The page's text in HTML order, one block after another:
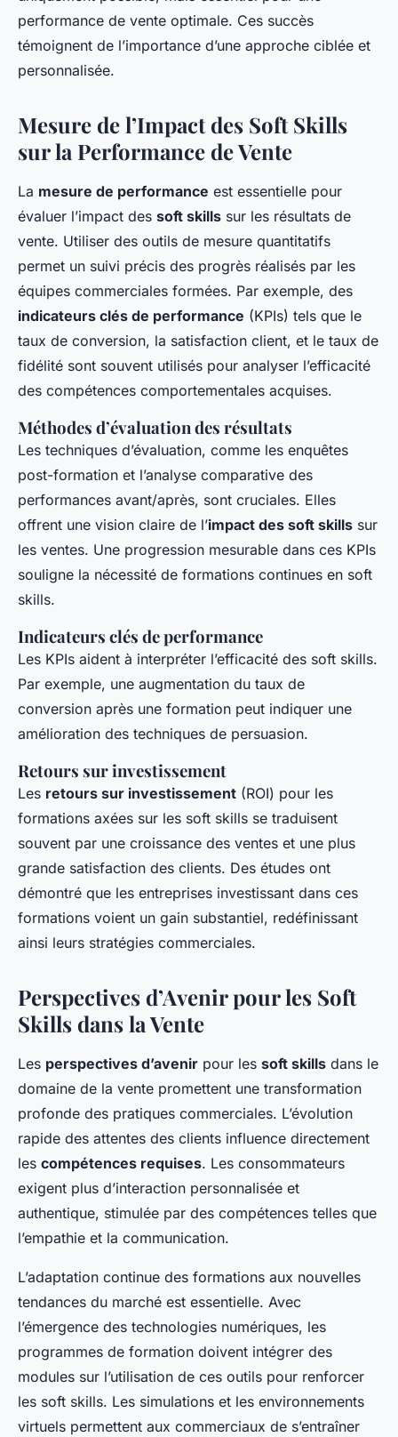
performance de vente optimale. Ces succès
témoignent de l’importance d’une approche ciblée et
personnalisée.
Mesure de l’Impact des Soft Skills
sur la Performance de Vente
La mesure de performance est essentielle pour
évaluer l’impact des soft skills sur les résultats de
vente. Utiliser des outils de mesure quantitatifs
permet un suivi précis des progrès réalisés par les
équipes commerciales formées. Par exemple, des
indicateurs clés de performance (KPIs) tels que le
taux de conversion, la satisfaction client, et le taux de
fidélité sont souvent utilisés pour analyser l’efficacité
des compétences comportementales acquises.
Méthodes d’évaluation des résultats
Les techniques d’évaluation, comme les enquêtes
post-formation et l’analyse comparative des
performances avant/après, sont cruciales. Elles
offrent une vision claire de l’impact des soft skills sur
les ventes. Une progression mesurable dans ces KPIs
souligne la nécessité de formations continues en soft
skills.
Indicateurs clés de performance
Les KPIs aident à interpréter l’efficacité des soft skills.
Par exemple, une augmentation du taux de
conversion après une formation peut indiquer une
amélioration des techniques de persuasion.
Retours sur investissement
Les retours sur investissement (ROI) pour les
formations axées sur les soft skills se traduisent
souvent par une croissance des ventes et une plus
grande satisfaction des clients. Des études ont
démontré que les entreprises investissant dans ces
formations voient un gain substantiel, redéfinissant
ainsi leurs stratégies commerciales.
Perspectives d’Avenir pour les Soft
Skills dans la Vente
Les perspectives d’avenir pour les soft skills dans le
domaine de la vente promettent une transformation
profonde des pratiques commerciales. L’évolution
rapide des attentes des clients influence directement
les compétences requises. Les consommateurs
exigent plus d’interaction personnalisée et
authentique, stimulée par des compétences telles que
l’empathie et la communication.
L’adaptation continue des formations aux nouvelles
tendances du marché est essentielle. Avec
l’émergence des technologies numériques, les
programmes de formation doivent intégrer des
modules sur l’utilisation de ces outils pour renforcer
les soft skills. Les simulations et les environnements
virtuels permettent aux commerciaux de s’entraîner